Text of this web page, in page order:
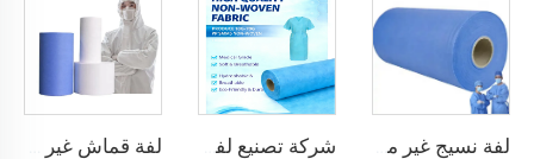
لفة نسيج غير منسوج PP SMMS 40 جم، 50 جم، 180 سم شركة تصنيع لفائف أقمشة غير منسوجة PP SMMS 43 جم/م²، 45 جم/م² بلون حسب الطلب